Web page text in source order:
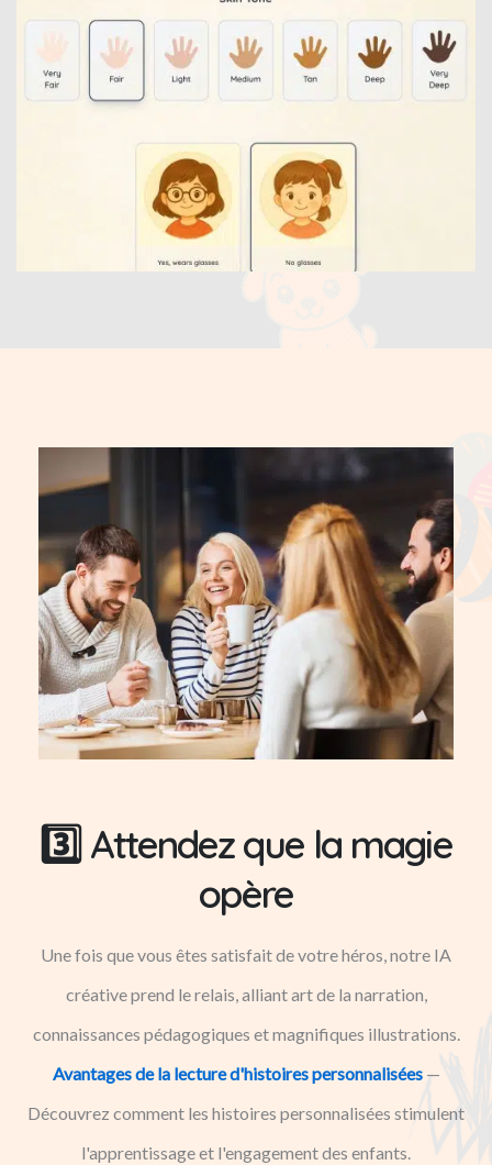
3️⃣ Attendez que la magie
opère
Une fois que vous êtes satisfait de votre héros, notre IA
créative prend le relais, alliant art de la narration,
connaissances pédagogiques et magnifiques illustrations.
Avantages de la lecture d'histoires personnalisées—
Découvrez comment les histoires personnalisées stimulent
l'apprentissage et l'engagement des enfants.